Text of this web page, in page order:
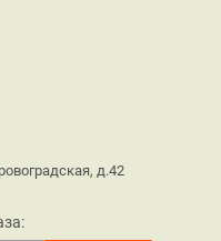
д.42